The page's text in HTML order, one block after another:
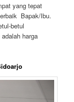
yang tepat
Bapak/Ibu.
betul
harga